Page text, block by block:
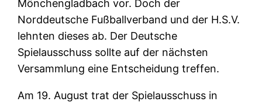
Mönchengladbach vor. Doch der
Norddeutsche Fußballverband und der H.S.V.
lehnten dieses ab. Der Deutsche
Spielausschuss sollte auf der nächsten
Versammlung eine Entscheidung treffen.
Am 19. August trat der Spielausschuss in